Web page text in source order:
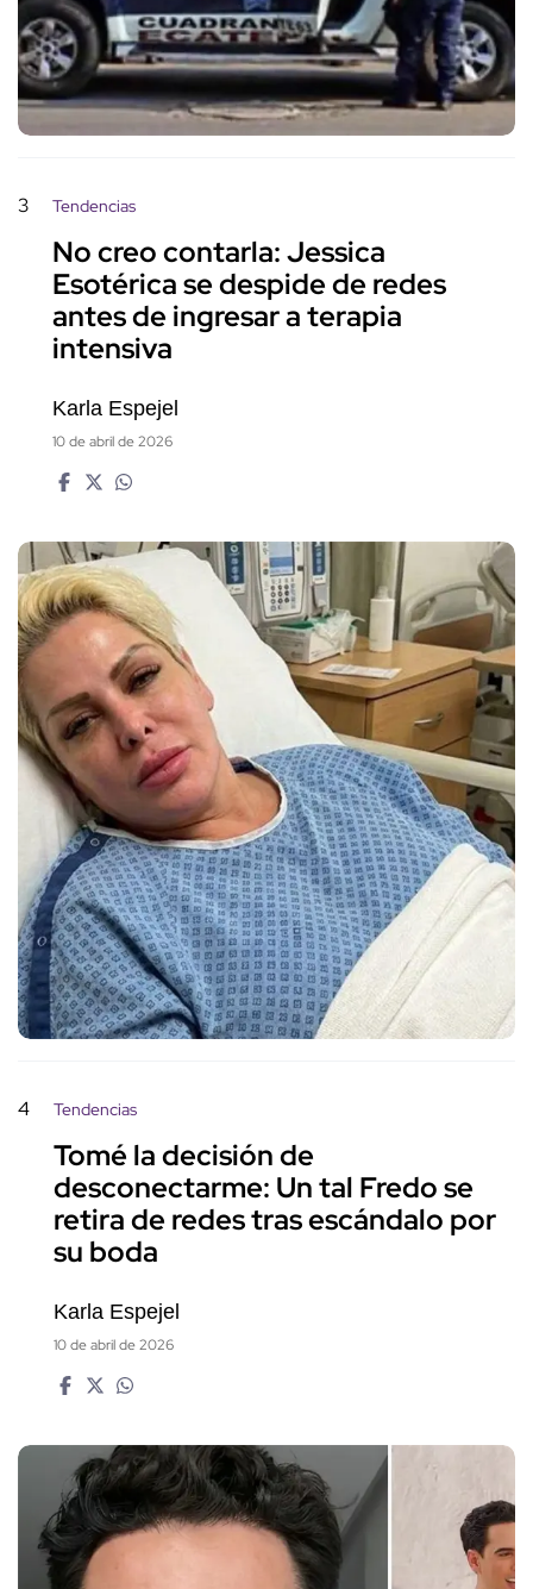
3 Tendencias
No creo contarla: Jessica
Esotérica se despide de redes
antes de ingresar a terapia
intensiva
Karla Espejel
10 de abril de 2026
4 Tendencias
Tomé la decisión de
desconectarme: Un tal Fredo se
retira de redes tras escándalo por
su boda
Karla Espejel
10 de abril de 2026